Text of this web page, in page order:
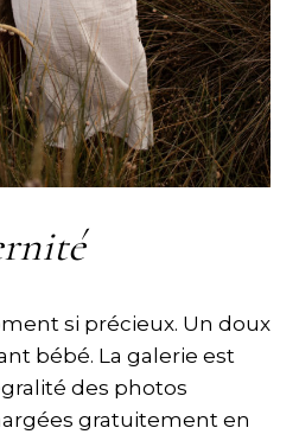
si précieux. Un doux
bébé. La galerie est
des photos
gratuitement en